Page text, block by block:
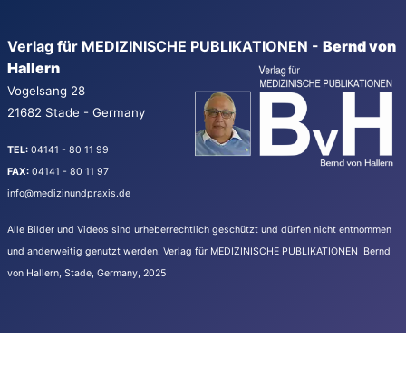
Verlag für MEDIZINISCHE PUBLIKATIONEN - Bernd von
Hallern
Vogelsang 28
21682 Stade - Germany
TEL: 04141 - 80 11 99
FAX: 04141 - 80 11 97
info@medizinundpraxis.de
Alle Bilder und Videos sind urheberrechtlich geschützt und dürfen nicht entnommen
und anderweitig genutzt werden. Verlag für MEDIZINISCHE PUBLIKATIONEN Bernd
von Hallern, Stade, Germany, 2025